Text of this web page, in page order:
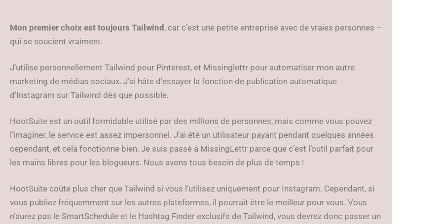
Mon premier choix est toujours Tailwind, car c’est une petite entreprise avec de vraies personnes –
qui se soucient vraiment.
J’utilise personnellement Tailwind pour Pinterest, et Missinglettr pour automatiser mon autre
marketing de médias sociaux. J’ai hâte d’essayer la fonction de publication automatique
d’Instagram sur Tailwind dès que possible.
HootSuite est un outil formidable utilisé par des millions de personnes, mais comme vous pouvez
l’imaginer, le service est assez impersonnel. J’ai été un utilisateur payant pendant quelques années
cependant, et cela fonctionne bien. Je suis passé à MissingLettr parce que c’est l’outil parfait pour
les mains libres pour les blogueurs. Nous avons tous besoin de plus de temps !
HootSuite coûte plus cher que Tailwind si vous l’utilisez uniquement pour Instagram. Cependant, si
vous publiez fréquemment sur les autres plateformes, il pourrait être le meilleur pour vous. Vous
n’aurez pas le SmartSchedule et le Hashtag Finder exclusifs de Tailwind, vous devrez donc passer un